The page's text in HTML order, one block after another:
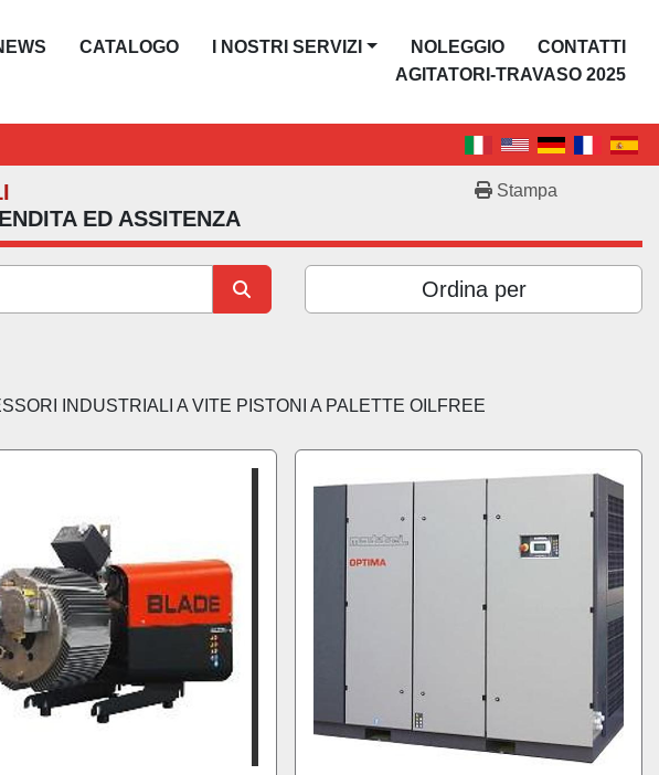
NEWS CATALOGO I NOSTRI SERVIZI NOLEGGIO
CONTATTI
AGITATORI-TRAVASO 2025
ED ASSITENZA
Stampa
Ordina per
INDUSTRIALI A VITE PISTONI A PALETTE OILFREE